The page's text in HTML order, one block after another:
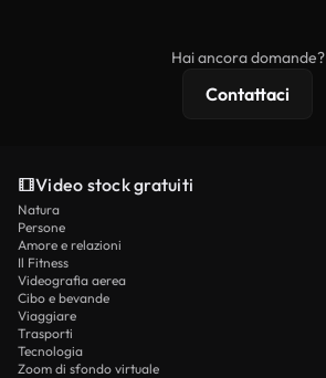
Hai ancora domande?
Contattaci
Video stock gratuiti
Natura
Persone
Amore e relazioni
Il Fitness
Videografia aerea
Cibo e bevande
Viaggiare
Trasporti
Tecnologia
Zoom di sfondo virtuale